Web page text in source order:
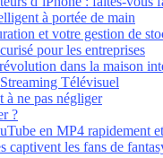
à portée de main
et votre gestion de
pour les entreprises
dans la maison
Télévisuel
à ne pas négliger
?
en MP4 rapidement
captivent les fans de